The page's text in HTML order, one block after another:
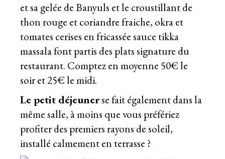
et sa gelée de Banyuls et le croustillant de
thon rouge et coriandre fraiche, okra et
tomates cerises en fricassée sauce tikka
massala font partis des plats signature du
restaurant. Comptez en moyenne 50€ le
soir et 25€ le midi.
Le petit déjeunerse fait également dans la
même salle, à moins que vous préfériez
profiter des premiers rayons de soleil,
installé calmement en terrasse ?